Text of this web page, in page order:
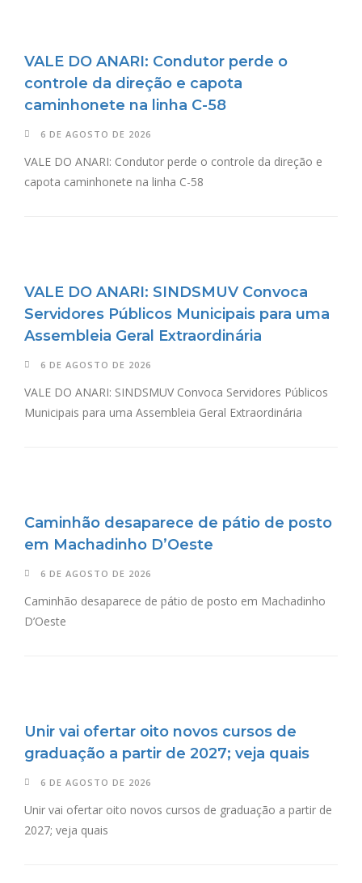
VALE DO ANARI: Condutor perde o
controle da direção e capota
caminhonete na linha C-58
6 DE AGOSTO DE 2026
VALE DO ANARI: Condutor perde o controle da direção e
capota caminhonete na linha C-58
VALE DO ANARI: SINDSMUV Convoca
Servidores Públicos Municipais para uma
Assembleia Geral Extraordinária
6 DE AGOSTO DE 2026
VALE DO ANARI: SINDSMUV Convoca Servidores Públicos
Municipais para uma Assembleia Geral Extraordinária
Caminhão desaparece de pátio de posto
em Machadinho D’Oeste
6 DE AGOSTO DE 2026
Caminhão desaparece de pátio de posto em Machadinho
D’Oeste
Unir vai ofertar oito novos cursos de
graduação a partir de 2027; veja quais
6 DE AGOSTO DE 2026
Unir vai ofertar oito novos cursos de graduação a partir de
2027; veja quais